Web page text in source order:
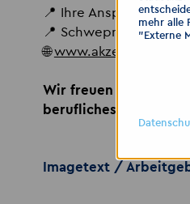
📍 Ihre
📍 Schwepnitzer
🌐www.akzent-
Wir freuen uns auf
berufliches
Imagetext /
mehr alle
"Externe